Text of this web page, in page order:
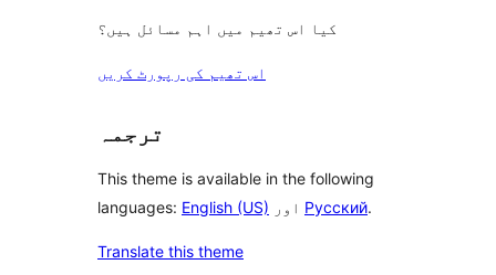
کیا اس تھیم میں اہم مسائل ہیں؟
اس تھیم کی رپورٹ کریں
ترجمہ
This theme is available in the following
languages: English (US) Русский.
Translate this theme